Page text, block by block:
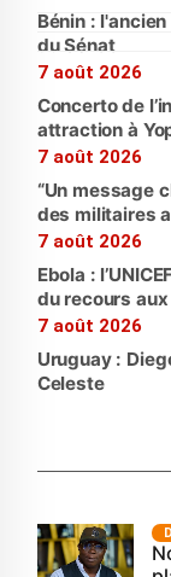
Bénin :
du Sénat
7 août 2026
Concerto de
attraction à
7 août 2026
“Un message
des militaires
7 août 2026
Ebola :
du recours
7 août 2026
Uruguay :
Celeste